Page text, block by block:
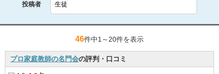
投稿者
46件中1～ 20件を表示
プロ家庭教師の名門会の評判・口コミ